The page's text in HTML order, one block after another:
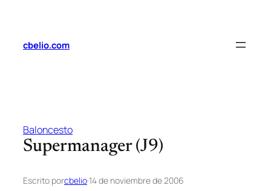
contenido
cbelio.com
Baloncesto
Supermanager (J9)
Escrito porcbelio·14 de noviembre de 2006